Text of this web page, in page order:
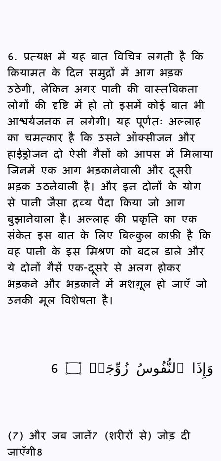
6. प्रत्यक्ष में यह बात विचित्र लगती है कि
क़ियामत के दिन समुद्रों में आग भड़क
उठेगी, लेकिन अगर पानी की वास्तविकता
लोगों की दृष्टि में हो तो इसमें कोई बात भी
आश्चर्यजनक न लगेगी। यह पूर्णतः अल्लाह
का चमत्कार है कि उसने ऑक्सीजन और
हाईड्रोजन दो ऐसी गैसों को आपस में मिलाया
जिनमें एक आग भड़कानेवाली और दूसरी
भड़क उठनेवाली है। और इन दोनों के योग
से पानी जैसा द्रव्य पैदा किया जो आग
बुझानेवाला है। अल्लाह की प्रकृति का एक
संकेत इस बात के लिए बिल्कुल काफ़ी है कि
वह पानी के इस मिश्रण को बदल डाले और
ये दोनों गैसें एक-दूसरे से अलग होकर
भड़कने और भड़काने में मशगू़ूल हो जाएँ जो
उनकी मूल विशेषता है।
وَإِذَا ٱلنُّفُوسُ زُوِّجَتۡ ۝ 6
(7) और जब जानें7 (शरीरों से) जोड़ दी
जाएँगी8